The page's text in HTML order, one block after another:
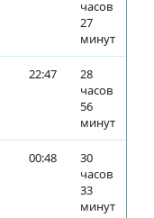
часов
27
минут
22:47
28
часов
56
минут
00:48
30
часов
33
минут